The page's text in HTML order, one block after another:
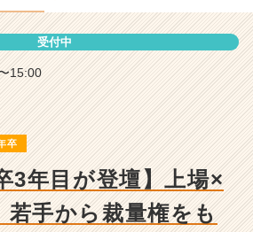
プ
ラ
イ
ズ
会
詳
細
ベ
受付中
15:00
卒
3年目が登壇】上場×
手から裁量権をも